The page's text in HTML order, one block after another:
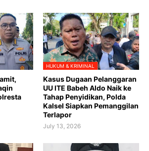
HUKUM & KRIMINAL
Kasus Dugaan Pelanggaran
UU ITE Babeh Aldo Naik ke
Tahap Penyidikan, Polda
Kalsel Siapkan Pemanggilan
Terlapor
July 13, 2026